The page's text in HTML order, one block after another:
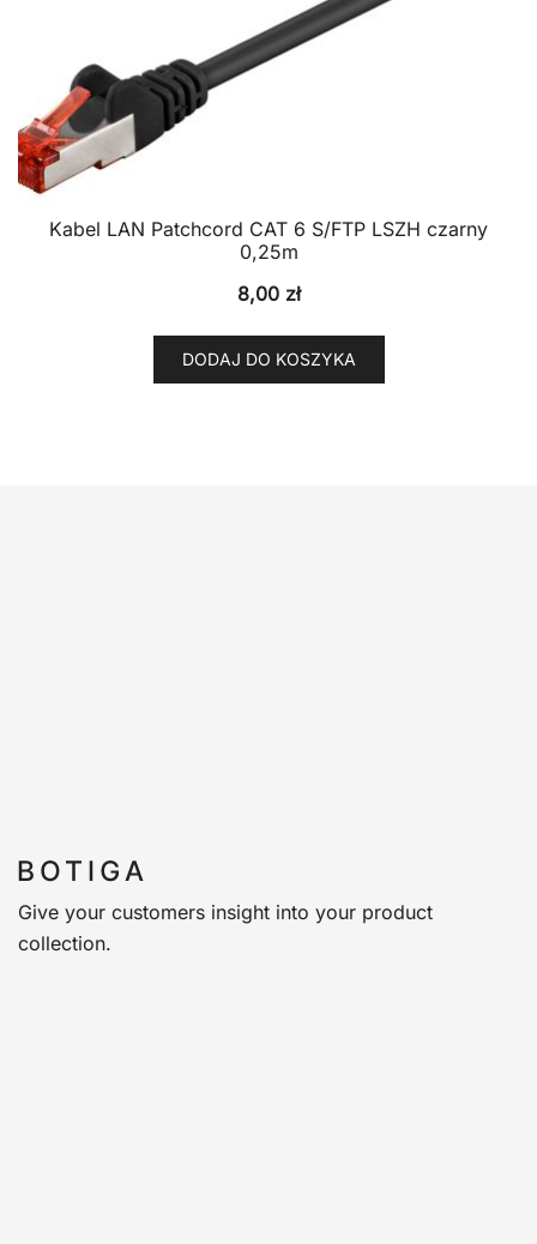
Kabel LAN Patchcord CAT 6 S/FTP LSZH czarny
0,25m
8,00 zł
DODAJ DO KOSZYKA
Give your customers insight into your product
collection.